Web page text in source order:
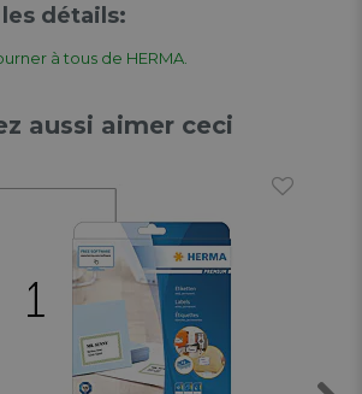
détails:
à tous de HERMA.
aussi aimer ceci